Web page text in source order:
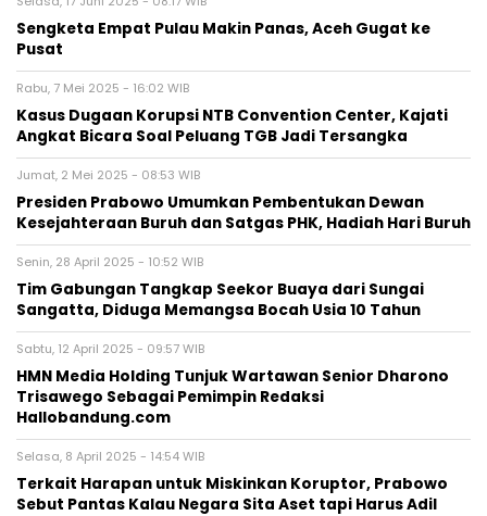
Sengketa Empat Pulau Makin Panas, Aceh Gugat ke
Pusat
Rabu, 7 Mei 2025 - 16:02 WIB
Kasus Dugaan Korupsi NTB Convention Center, Kajati
Angkat Bicara Soal Peluang TGB Jadi Tersangka
Jumat, 2 Mei 2025 - 08:53 WIB
Presiden Prabowo Umumkan Pembentukan Dewan
Kesejahteraan Buruh dan Satgas PHK, Hadiah Hari Buruh
Senin, 28 April 2025 - 10:52 WIB
Tim Gabungan Tangkap Seekor Buaya dari Sungai
Sangatta, Diduga Memangsa Bocah Usia 10 Tahun
Sabtu, 12 April 2025 - 09:57 WIB
HMN Media Holding Tunjuk Wartawan Senior Dharono
Trisawego Sebagai Pemimpin Redaksi
Hallobandung.com
Selasa, 8 April 2025 - 14:54 WIB
Terkait Harapan untuk Miskinkan Koruptor, Prabowo
Sebut Pantas Kalau Negara Sita Aset tapi Harus Adil